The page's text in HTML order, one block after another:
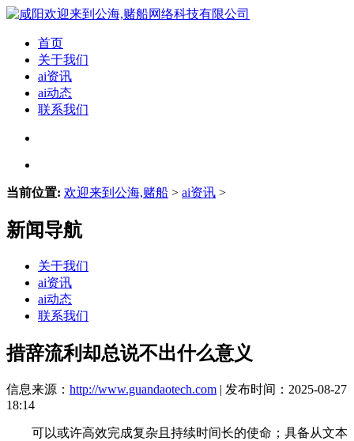
首页
关于我们
ai资讯
ai动态
联系我们
当前位置: 欢迎来到公海,赌船 > ai资讯 >
新闻导航
关于我们
ai资讯
ai动态
联系我们
措辞流利却总说不出什么意义
信息来源： http://www.guandaotech.com | 发布时间：2025-08-27
18:14
可以或许高效完成复杂且持续时间长的使命；具备从文本